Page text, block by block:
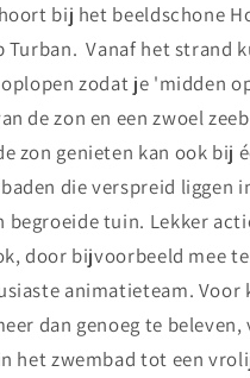
bij het beeldschone
Turban. Vanaf het strand
zodat je 'midden
de zon en een zwoel
zon genieten kan ook bij
die verspreid liggen
begroeide tuin. Lekker
door bijvoorbeeld mee
animatieteam. Voor
dan genoeg te beleven,
het zwembad tot een